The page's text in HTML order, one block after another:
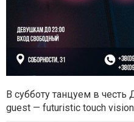
В субботу танцуем в честь
guest — futuristic touch vision